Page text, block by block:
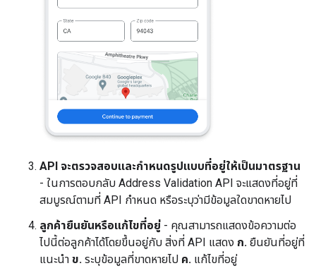
API จะตรวจสอบและกำหนดรูปแบบที่อยู่ให้เป็นมาตรฐาน
- ในการตอบกลับ Address Validation API จะแสดงที่อยู่ที่
สมบูรณ์ตามที่ API กำหนด หรือระบุว่ามีข้อมูลใดขาดหายไป
ลูกค้ายืนยันหรือแก้ไขที่อยู่ - คุณสามารถแสดงข้อความต่อ
ไปนี้ต่อลูกค้าได้โดยขึ้นอยู่กับ สิ่งที่ API แสดง ก. ยืนยันที่อยู่ที่
แนะนำ ข. ระบุข้อมูลที่ขาดหายไป ค. แก้ไขที่อยู่